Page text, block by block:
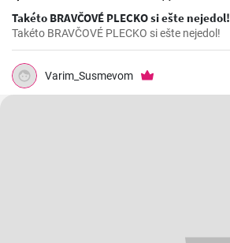
Takéto BRAVČOVÉ PLECKO si ešte nejedol!
Takéto BRAVČOVÉ PLECKO si ešte nejedol!
Varim_Susmevom